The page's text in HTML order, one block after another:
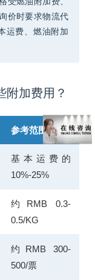
价时要求物流代
运费、燃油附加
附加费用？
参考范围
基本运费的
10%-25%
约RMB 0.3-
0.5/KG
约RMB 300-
500/票